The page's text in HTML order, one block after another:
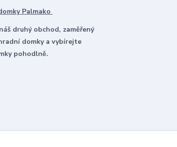
Palmako
druhý obchod, zaměřený
domky a vybírejte
pohodlně.